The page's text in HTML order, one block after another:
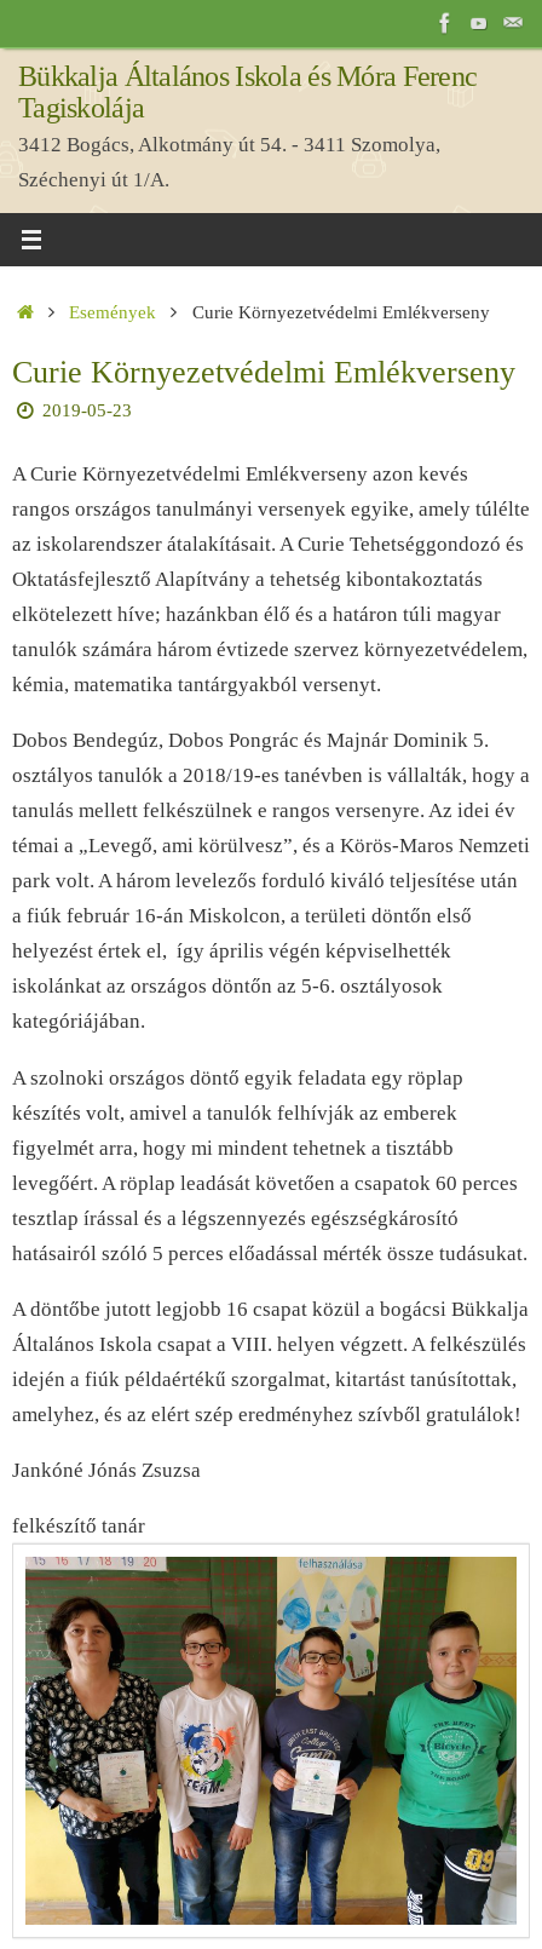
a
tartalomra
Bükkalja Általános Iskola és Móra Ferenc
Tagiskolája
3412 Bogács, Alkotmány út 54. - 3411 Szomolya,
Széchenyi út 1/A.
HomeEsemények Curie Környezetvédelmi Emlékverseny
Curie Környezetvédelmi Emlékverseny
2019-05-23
A Curie Környezetvédelmi Emlékverseny azon kevés
rangos országos tanulmányi versenyek egyike, amely túlélte
az iskolarendszer átalakításait. A Curie Tehetséggondozó és
Oktatásfejlesztő Alapítvány a tehetség kibontakoztatás
elkötelezett híve; hazánkban élő és a határon túli magyar
tanulók számára három évtizede szervez környezetvédelem,
kémia, matematika tantárgyakból versenyt.
Dobos Bendegúz, Dobos Pongrác és Majnár Dominik 5.
osztályos tanulók a 2018/19-es tanévben is vállalták, hogy a
tanulás mellett felkészülnek e rangos versenyre. Az idei év
témai a „Levegő, ami körülvesz”, és a Körös-Maros Nemzeti
park volt. A három levelezős forduló kiváló teljesítése után
a fiúk február 16-án Miskolcon, a területi döntőn első
helyezést értek el, így április végén képviselhették
iskolánkat az országos döntőn az 5-6. osztályosok
kategóriájában.
A szolnoki országos döntő egyik feladata egy röplap
készítés volt, amivel a tanulók felhívják az emberek
figyelmét arra, hogy mi mindent tehetnek a tisztább
levegőért. A röplap leadását követően a csapatok 60 perces
tesztlap írással és a légszennyezés egészségkárosító
hatásairól szóló 5 perces előadással mérték össze tudásukat.
A döntőbe jutott legjobb 16 csapat közül a bogácsi Bükkalja
Általános Iskola csapat a VIII. helyen végzett. A felkészülés
idején a fiúk példaértékű szorgalmat, kitartást tanúsítottak,
amelyhez, és az elért szép eredményhez szívből gratulálok!
Jankóné Jónás Zsuzsa
felkészítő tanár